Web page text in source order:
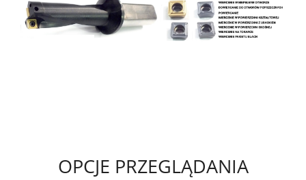
OPCJE PRZEGLĄDANIA